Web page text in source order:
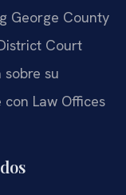
George County
Court
su
Law Offices